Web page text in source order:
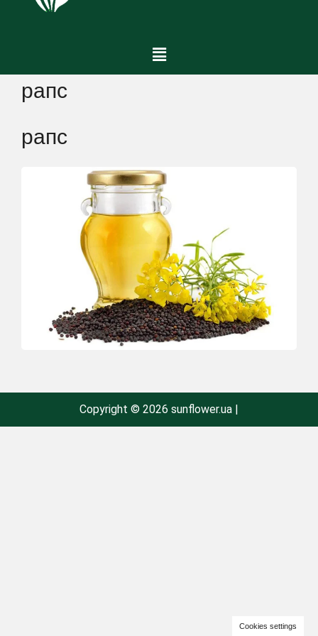
рапс
рапс
Copyright © 2026 sunflower.ua |
Cookies settings